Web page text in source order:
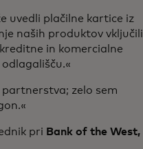
uvedli plačilne kartice iz
naših produktov vključili
in komercialne
partnerstva; zelo sem
pri Bank of the West,